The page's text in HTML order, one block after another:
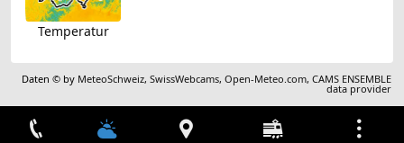
Temperatur
Daten © by MeteoSchweiz,SwissWebcams,Open-Meteo.com,CAMS ENSEMBLE
data provider